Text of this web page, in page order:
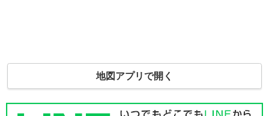
地図アプリで開く